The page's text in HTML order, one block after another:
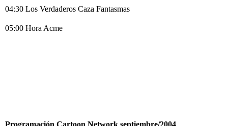
04:30 Los Verdaderos Caza Fantasmas
05:00 Hora Acme
Programación Cartoon Network septiembre/2004